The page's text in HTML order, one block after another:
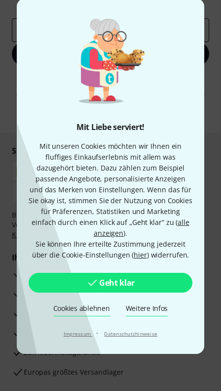
Mit Liebe serviert!
Mit unseren Cookies möchten wir Ihnen ein
fluffiges Einkaufserlebnis mit allem was
dazugehört bieten. Dazu zählen zum Beispiel
passende Angebote, personalisierte Anzeigen
und das Merken von Einstellungen. Wenn das für
Sie okay ist, stimmen Sie der Nutzung von Cookies
für Präferenzen, Statistiken und Marketing
einfach durch einen Klick auf „Geht klar“ zu (alle
anzeigen).
Sie können Ihre erteilte Zustimmung jederzeit
über die Cookie-Einstellungen (hier) widerrufen.
Geht klar
Cookies ablehnen Weitere Infos
Impressum · Datenschutzhinweise
Thomann Insights
Jetzt anmelden
Mit Klick auf „Jetzt anmelden“ stimmen Sie dem Erhalt von E-Mail-
Werbung und einer Messung des E-Mail-Nutzungsverhaltens zu. Die
Abmeldung ist jederzeit möglich. Weitere Informationen finden Sie in
unserenDatenschutzhinweisen
Sicher einkaufen & bezahlen
Bezahlen Sie vertraulich und sicher per Nachnahme,
Vorkasse, PayPal, Amazon Pay,Klarna Sofort bezahlen
Klarna Ratenzahlung
oder Kreditkarte.
Ihre Vorteile
3 Jahre Thomann Garantie
30 Tage Money-Back-Garantie
Reparaturservice
Beratung durch Fachexperten
Zufriedenheitsgarantie
Europas größtes Versandlager